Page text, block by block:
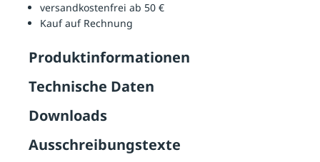
versandkostenfrei ab 50 €
Kauf auf Rechnung
Produktinformationen
Technische Daten
Downloads
Ausschreibungstexte